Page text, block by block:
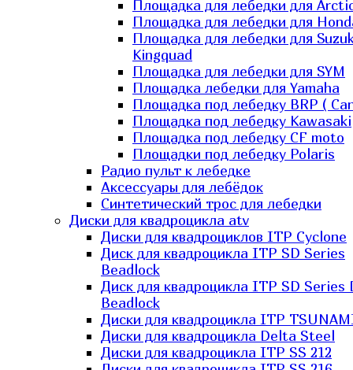
Площадка для лебедки для
Площадка для лебедки для
Площадка для лебедки для
Kingquad
Площадка для лебедки для SYM
Площадка лебедки для Yamaha
Площадка под лебедку BRP (
Площадка под лебедку Kawasaki
Площадка под лебедку СF moto
Площадки под лебедку Polaris
Радио пульт к лебедке
Аксессуары для лебёдок
Синтетический трос для лебедки
Диски для квадроцикла atv
Диски для квадроциклов ITP Cyclone
Диск для квадроцикла ITP SD Series
Beadlock
Диск для квадроцикла ITP SD Series
Beadlock
Диски для квадроцикла ITP
Диски для квадроцикла Delta Steel
Диски для квадроцикла ITP SS 212